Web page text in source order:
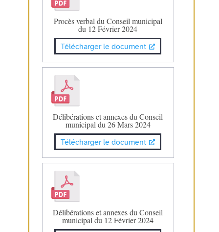
Procès verbal du Conseil municipal
du 12 Février 2024
Télécharger le document
Délibérations et annexes du Conseil
municipal du 26 Mars 2024
Télécharger le document
Délibérations et annexes du Conseil
municipal du 12 Février 2024